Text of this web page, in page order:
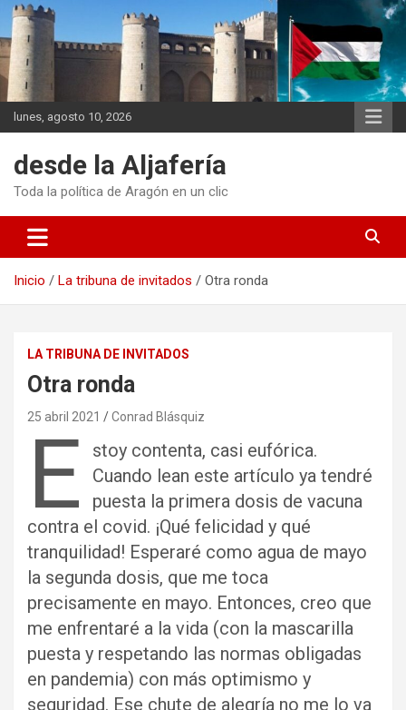
Saltar
contenido
lunes, agosto 10, 2026
desde la Aljafería
Toda la política de Aragón en un clic
Inicio La tribuna de invitados Otra ronda
LA TRIBUNA DE INVITADOS
Otra ronda
25 abril 2021 Conrad Blásquiz
E
stoy contenta, casi eufórica.
Cuando lean este artículo ya tendré
puesta la primera dosis de vacuna
contra el covid. ¡Qué felicidad y qué
tranquilidad! Esperaré como agua de mayo
la segunda dosis, que me toca
precisamente en mayo. Entonces, creo que
me enfrentaré a la vida (con la mascarilla
puesta y respetando las normas obligadas
en pandemia) con más optimismo y
seguridad. Ese chute de alegría no me lo va